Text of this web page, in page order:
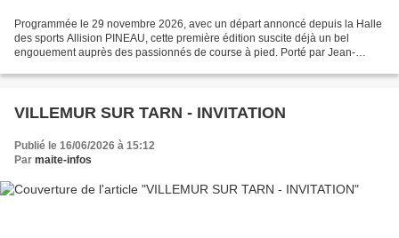
Programmée le 29 novembre 2026, avec un départ annoncé depuis la Halle
des sports Allision PINEAU, cette première édition suscite déjà un bel
engouement auprès des passionnés de course à pied. Porté par Jean-
VILLEMUR SUR TARN - INVITATION
Publié le 16/06/2026 à 15:12
Par maite-infos